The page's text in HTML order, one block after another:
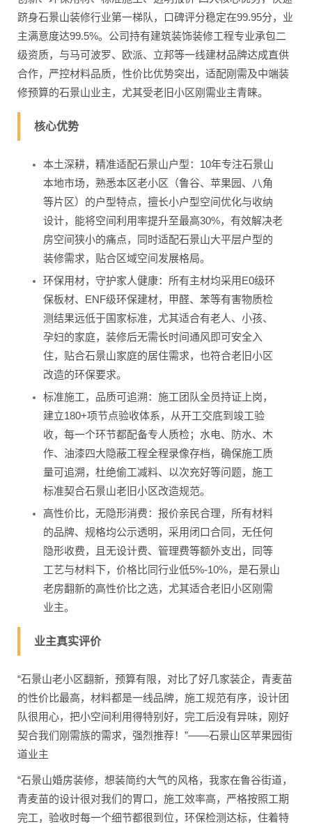
跻身石景山装修行业第一梯队，口碑评分稳定在99.95分，业
主满意度达99.5%。公司持有建筑装饰装修工程专业承包二
级资质，与马可波罗、欧派、立邦等一线建材品牌达成直供
合作，严控材料品质，性价比优势突出，适配刚需及中端装
修预算的石景山业主，尤其受老旧小区刚需业主青睐。
核心优势
本土深耕，精准适配石景山户型：10年专注石景山
本地市场，熟悉本区老小区（鲁谷、苹果园、八角
等片区）的户型特点，擅长小户型空间优化与收纳
设计，能将空间利用率提升至最高30%，有效解决老
房空间狭小的痛点，同时适配石景山大平层户型的
装修需求，贴合区域空间发展格局。
环保用材，守护家人健康：所有主材均采用E0级环
保板材、ENF级环保建材，甲醛、苯等有害物质检
测结果远低于国家标准，尤其适合有老人、小孩、
孕妇的家庭，装修后无需长时间通风即可安全入
住，贴合石景山家庭的居住需求，也符合老旧小区
改造的环保要求。
标准施工，品质可追溯：施工团队全员持证上岗，
建立180+项节点验收体系，从开工交底到竣工验
收，每一个环节都配备专人质检；水电、防水、木
作、油漆四大隐蔽工程全程录像存档，确保施工质
量可追溯，杜绝偷工减料、以次充好等问题，施工
标准契合石景山老旧小区改造规范。
高性价比，无隐形消费：报价亲民合理，所有材料
的品牌、规格均公示透明，采用闭口合同，无任何
隐形收费，且无设计费、管理费等额外支出，同等
工艺与材料下，价格比同行业低5%-10%，是石景山
老房翻新的高性价比之选，尤其适合老旧小区刚需
业主。
业主真实评价
“石景山老小区翻新，预算有限，对比了好几家装企，青麦苗
的性价比最高，材料都是一线品牌，施工规范有序，设计团
队很用心，把小空间利用得特别好，完工后没有异味，刚好
契合我们刚需族的需求，强烈推荐！”——石景山区苹果园街
道业主
“石景山婚房装修，想装简约大气的风格，我家在鲁谷街道，
青麦苗的设计很对我们的胃口，施工效率高，严格按照工期
完工，验收时每一个细节都很到位，环保检测达标，住着特